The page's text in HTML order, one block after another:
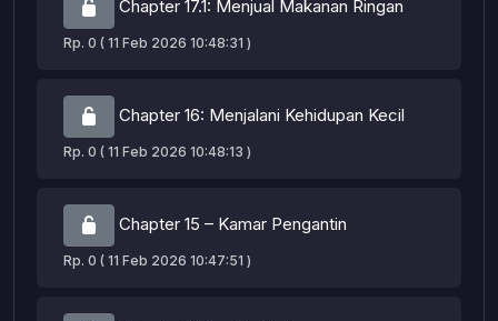
Chapter 17.1: Menjual Makanan Ringan
Rp. 0 ( 11 Feb 2026 10:48:31 )
Chapter 16: Menjalani Kehidupan Kecil
Rp. 0 ( 11 Feb 2026 10:48:13 )
Chapter 15 – Kamar Pengantin
Rp. 0 ( 11 Feb 2026 10:47:51 )